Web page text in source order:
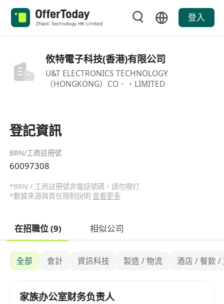
登入
攸特電子科技(香港)有限公司
U&T ELECTRONICS TECHNOLOGY
（HONGKONG）CO．，LIMITED
登記資訊
BRN/工商註冊號
60097308
*BRN / 工商註冊號非電話號碼，請勿撥打
*數據來源與責任限制說明 查看更多
在招職位 (9) 相似公司
全部 會計 資訊科技 製造 / 物流 酒店 / 餐飲 /
家族办公室财务负责人